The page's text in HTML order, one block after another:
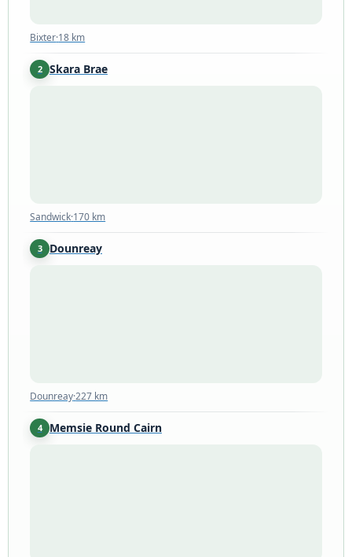
Bixter·18 km
2 Skara Brae
Sandwick·170 km
3 Dounreay
Dounreay·227 km
4 Memsie Round Cairn